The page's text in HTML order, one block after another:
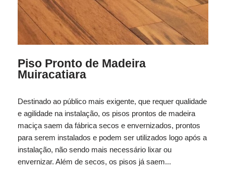
Piso Pronto de Madeira
Muiracatiara
Destinado ao público mais exigente, que requer qualidade
e agilidade na instalação, os pisos prontos de madeira
maciça saem da fábrica secos e envernizados, prontos
para serem instalados e podem ser utilizados logo após a
instalação, não sendo mais necessário lixar ou
envernizar. Além de secos, os pisos já saem...